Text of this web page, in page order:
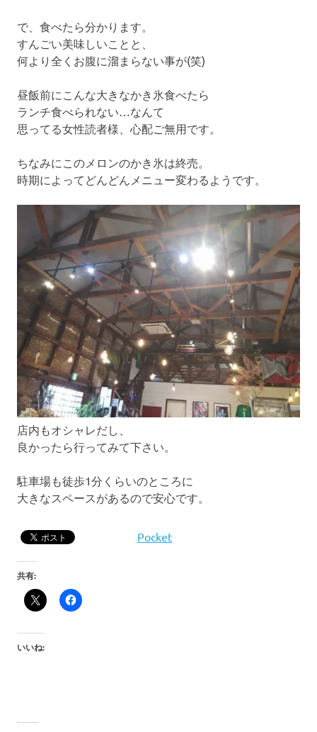
で、食べたら分かります。
すんごい美味しいことと、
何より全くお腹に溜まらない事が(笑)
昼飯前にこんな大きなかき氷食べたら
ランチ食べられない…なんて
思ってる女性読者様、心配ご無用です。
ちなみにこのメロンのかき氷は終売。
時期によってどんどんメニュー変わるようです。
店内もオシャレだし、
良かったら行ってみて下さい。
駐車場も徒歩1分くらいのところに
大きなスペースがあるので安心です。
Pocket
共有:
いいね: